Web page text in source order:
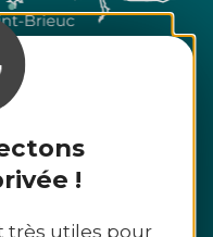
!
très utiles pour